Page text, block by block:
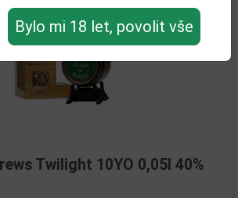
Bylo mi 18 let, povolit vše
Twilight 10YO 0,05l 40%